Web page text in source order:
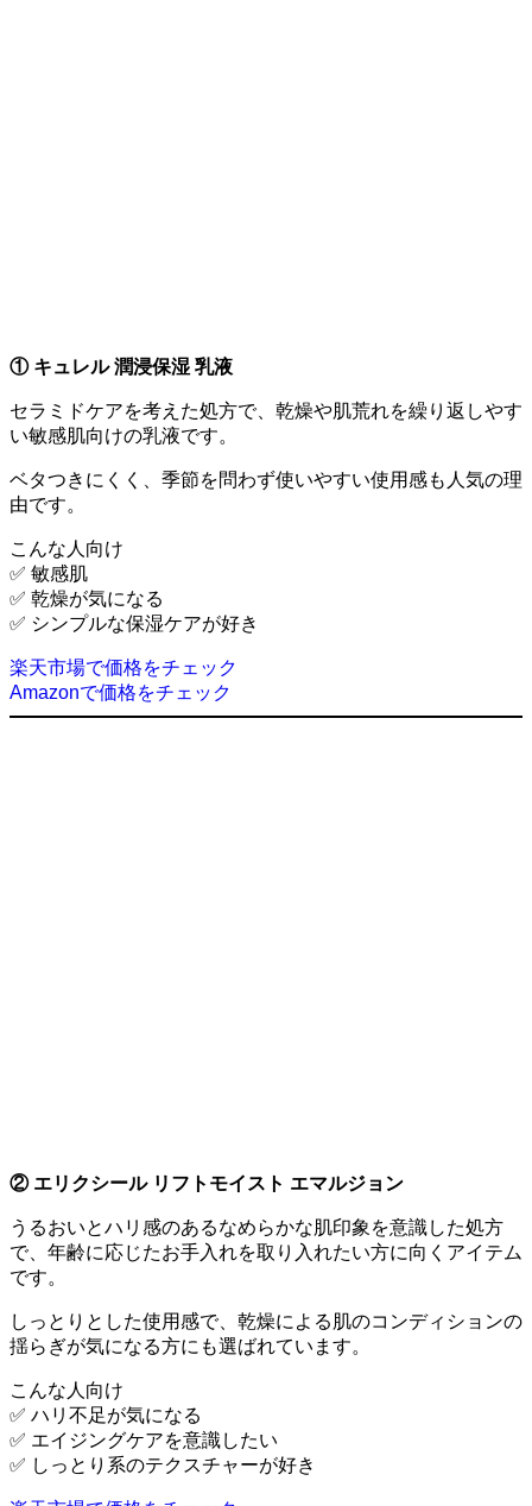
① キュレル 潤浸保湿 乳液
セラミドケアを考えた処方で、乾燥や肌荒れを繰り返しやす
い敏感肌向けの乳液です。
ベタつきにくく、季節を問わず使いやすい使用感も人気の理
由です。
こんな人向け
✅ 敏感肌
✅ 乾燥が気になる
✅ シンプルな保湿ケアが好き
楽天市場で価格をチェック
Amazonで価格をチェック
② エリクシール リフトモイスト エマルジョン
うるおいとハリ感のあるなめらかな肌印象を意識した処方
で、年齢に応じたお手入れを取り入れたい方に向くアイテム
です。
しっとりとした使用感で、乾燥による肌のコンディションの
揺らぎが気になる方にも選ばれています。
こんな人向け
✅ ハリ不足が気になる
✅ エイジングケアを意識したい
✅ しっとり系のテクスチャーが好き